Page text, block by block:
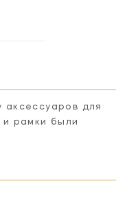
аксессуаров для
и рамки были